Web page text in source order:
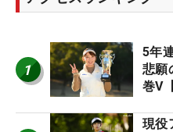
1
5年
悲願
巻V
現役